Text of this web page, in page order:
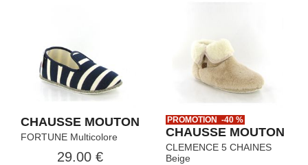
CHAUSSE MOUTON
FORTUNE Multicolore
29.00 €
PROMOTION -40 %
CHAUSSE MOUTON
CLEMENCE 5 CHAINES
Beige